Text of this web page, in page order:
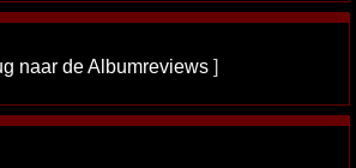
naar de Albumreviews ]